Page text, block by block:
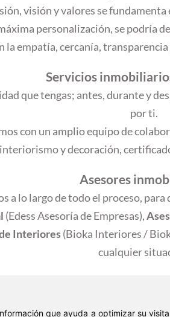
que ayuda a optimizar su
visión y valores se
personalización, se podría
empatía, cercanía,
Servicios
que tengas; antes, durante y
por ti.
con un amplio equipo de
interiorismo y decoración,
Asesores
a lo largo de todo el proceso,
(Edess Asesoría de Empresas),
Interiores(Bioka Interiores /
cualquier